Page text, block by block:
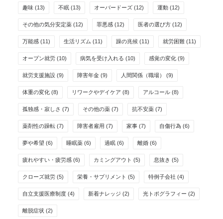
趣味 (13) 不眠 (13) オーバードーズ (12) 運動 (12)
その他の気分安定薬 (12) 罪悪感 (12) 医者の選び方 (12)
万能感 (11) 生活リズム (11) 躁の兆候 (11) 就労困難 (11)
オープン就労 (10) 病気を受け入れる (10) 感覚の変化 (9)
就労支援施設 (9) 障害年金 (9) 人間関係（職場） (9)
体重の変化 (8) リワークやデイケア (8) アルコール (8)
孤独感・寂しさ (7) その他の薬 (7) 抗不安薬 (7)
薬剤性の躁転 (7) 障害者雇用 (7) 家事 (7) 自傷行為 (6)
夢や希望 (6) 睡眠薬 (6) 過眠 (6) 離婚 (6)
疲れやすい・疲労感 (6) カミングアウト (5) 息抜き (5)
クローズ就労 (5) 栄養・サプリメント (5) 特例子会社 (4)
自立支援医療制度 (4) 新着ナレッジ (2) 光トポグラフィー (2)
離脱症状 (2)